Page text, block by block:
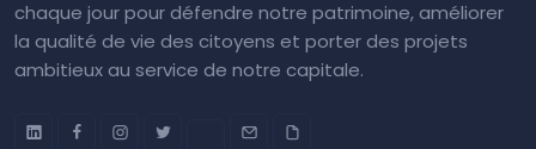
chaque jour pour défendre notre patrimoine, améliorer
la qualité de vie des citoyens et porter des projets
ambitieux au service de notre capitale.